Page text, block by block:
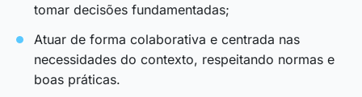
tomar decisões fundamentadas;
Atuar de forma colaborativa e centrada nas
necessidades do contexto, respeitando normas e
boas práticas.